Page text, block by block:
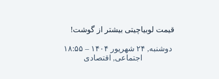
قیمت لوبیاچیتی بیشتر از گوشت!
دوشنبه, ۲۴ شهریور ۱۴۰۴ – ۱۸:۵۵
اجتماعی, اقتصادی